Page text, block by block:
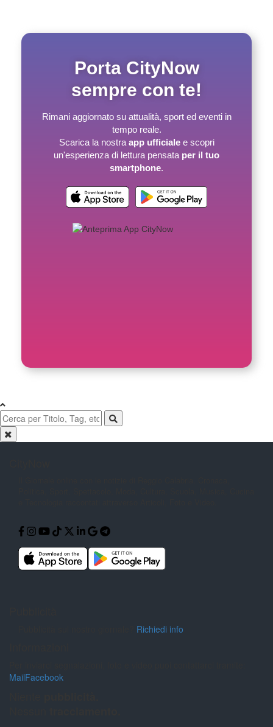
Porta CityNow
sempre con te!
Rimani aggiornato su attualità, sport ed eventi in
tempo reale.
Scarica la nostra app ufficialee scopri
un'esperienza di lettura pensata per il tuo
smartphone.
Richiedi info
MailFacebook